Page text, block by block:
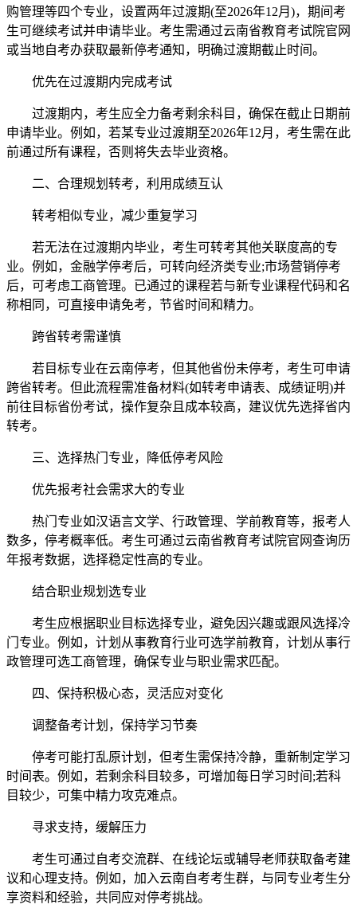
购管理等四个专业，设置两年过渡期(至2026年12月)，期间考
生可继续考试并申请毕业。考生需通过云南省教育考试院官网
或当地自考办获取最新停考通知，明确过渡期截止时间。
优先在过渡期内完成考试
过渡期内，考生应全力备考剩余科目，确保在截止日期前
申请毕业。例如，若某专业过渡期至2026年12月，考生需在此
前通过所有课程，否则将失去毕业资格。
二、合理规划转考，利用成绩互认
转考相似专业，减少重复学习
若无法在过渡期内毕业，考生可转考其他关联度高的专
业。例如，金融学停考后，可转向经济类专业;市场营销停考
后，可考虑工商管理。已通过的课程若与新专业课程代码和名
称相同，可直接申请免考，节省时间和精力。
跨省转考需谨慎
若目标专业在云南停考，但其他省份未停考，考生可申请
跨省转考。但此流程需准备材料(如转考申请表、成绩证明)并
前往目标省份考试，操作复杂且成本较高，建议优先选择省内
转考。
三、选择热门专业，降低停考风险
优先报考社会需求大的专业
热门专业如汉语言文学、行政管理、学前教育等，报考人
数多，停考概率低。考生可通过云南省教育考试院官网查询历
年报考数据，选择稳定性高的专业。
结合职业规划选专业
考生应根据职业目标选择专业，避免因兴趣或跟风选择冷
门专业。例如，计划从事教育行业可选学前教育，计划从事行
政管理可选工商管理，确保专业与职业需求匹配。
四、保持积极心态，灵活应对变化
调整备考计划，保持学习节奏
停考可能打乱原计划，但考生需保持冷静，重新制定学习
时间表。例如，若剩余科目较多，可增加每日学习时间;若科
目较少，可集中精力攻克难点。
寻求支持，缓解压力
考生可通过自考交流群、在线论坛或辅导老师获取备考建
议和心理支持。例如，加入云南自考考生群，与同专业考生分
享资料和经验，共同应对停考挑战。